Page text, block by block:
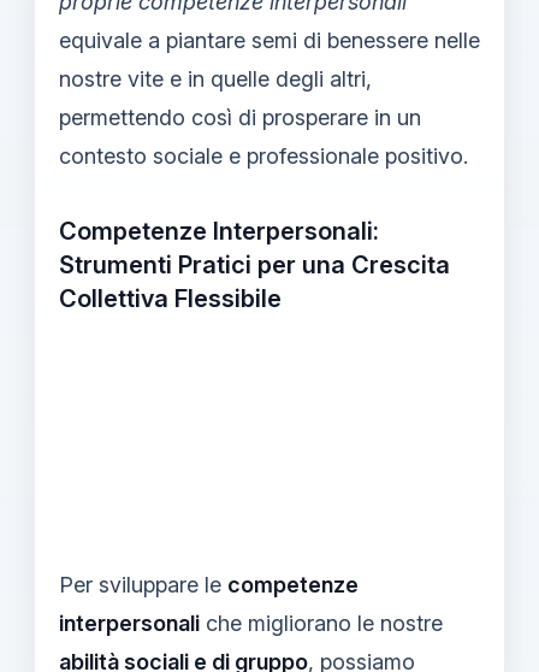
equivale a piantare semi di benessere nelle
nostre vite e in quelle degli altri,
permettendo così di prosperare in un
contesto sociale e professionale positivo.
Competenze Interpersonali:
Strumenti Pratici per una Crescita
Collettiva Flessibile
Per sviluppare le competenze
interpersonali che migliorano le nostre
abilità sociali e di gruppo, possiamo